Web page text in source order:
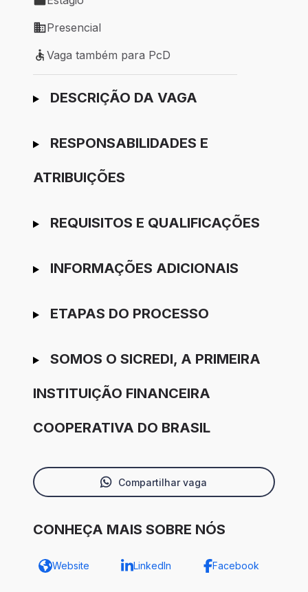
Tipo de vaga: Estágio
Modelo de trabalho: Presencial
Presencial
Vaga também para PcD
Vaga também para PcD
Ir para candidatura
DESCRIÇÃO DA VAGA
RESPONSABILIDADES E
ATRIBUIÇÕES
REQUISITOS E QUALIFICAÇÕES
INFORMAÇÕES ADICIONAIS
ETAPAS DO PROCESSO
SOMOS O SICREDI, A PRIMEIRA
INSTITUIÇÃO FINANCEIRA
COOPERATIVA DO BRASIL
Compartilhar vaga
CONHEÇA MAIS SOBRE NÓS
Website LinkedIn Facebook